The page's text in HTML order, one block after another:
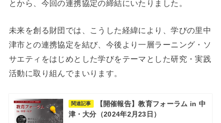
とから、今回の連携協定の締結にいたりました。
未来を創る財団では、こうした経緯により、学びの里中
津市との連携協定を結び、今後より一層ラーニング・ソ
サエティをはじめとした学びをテーマとした研究・実践
活動に取り組んでまいります。
関連記事
【開催報告】教育フォーラム in 中
津・大分（2024年2月23日）